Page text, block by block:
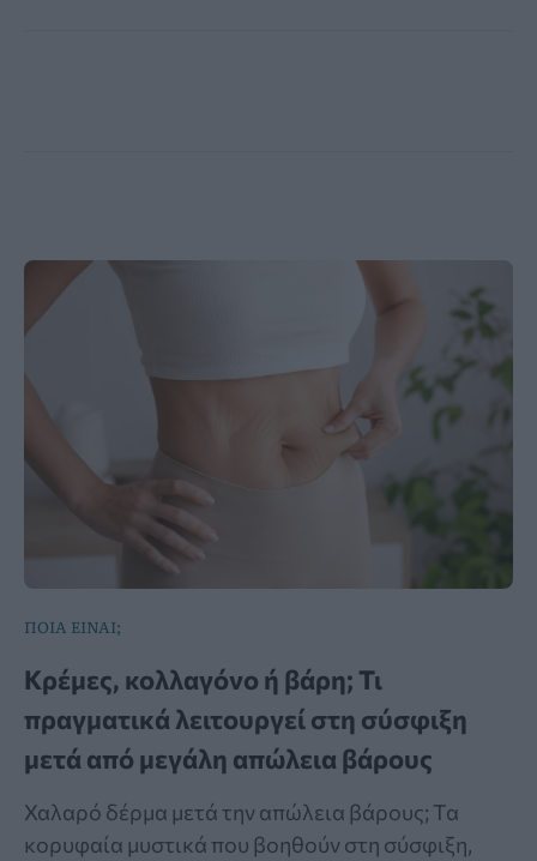
ΠΟΙΑ ΕΙΝΑΙ;
Κρέμες, κολλαγόνο ή βάρη; Τι
πραγματικά λειτουργεί στη σύσφιξη
μετά από μεγάλη απώλεια βάρους
Χαλαρό δέρμα μετά την απώλεια βάρους; Τα
κορυφαία μυστικά που βοηθούν στη σύσφιξη,